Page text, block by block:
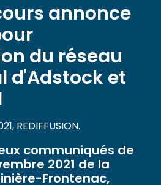
annonce
du réseau
d'Adstock et
REDIFFUSION.
communiqués de
2021 de la
Frontenac,